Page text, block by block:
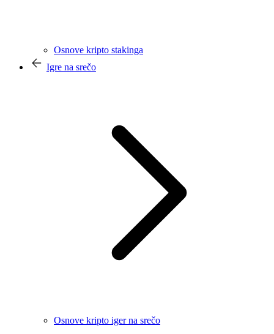
Osnove kripto stakinga
Igre na srečo
Osnove kripto iger na srečo